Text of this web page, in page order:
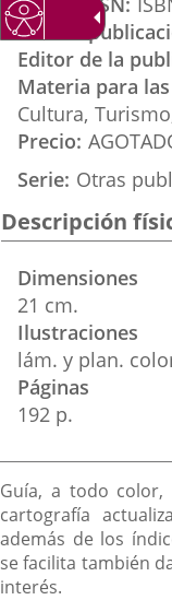
Año de
Editor de la
Materia para
Cultura Turismo
Precio
Serie Otras
Descripción
Dimensiones
21 cm.
Ilustraciones
lám. y plan.
Páginas
192 p.
Descripción
Guía, a todo color,
cartografía
además de los
se facilita también
interés.